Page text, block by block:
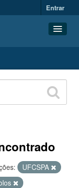
Entrar
UFCSPA